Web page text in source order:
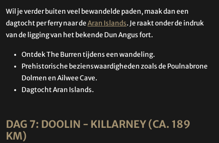
Wil je verder buiten veel bewandelde paden, maak dan een
dagtocht per ferry naar deAran Islands. Je raakt onder de indruk
van de ligging van het bekende Dun Angus fort.
Ontdek The Burren tijdens een wandeling.
Prehistorische bezienswaardigheden zoals de Poulnabrone
Dolmen en Ailwee Cave.
Dagtocht Aran Islands.
DAG 7: DOOLIN - KILLARNEY (CA. 189
KM)